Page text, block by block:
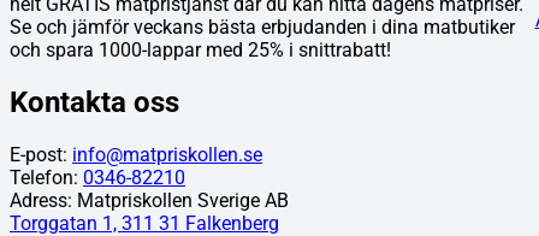
Se och jämför veckans bästa erbjudanden i dina matbutiker
och spara 1000-lappar med 25% i snittrabatt!
Kontakta oss
E-post: info@matpriskollen.se
Telefon: 0346-82210
Adress: Matpriskollen Sverige AB
Torggatan 1, 311 31 Falkenberg